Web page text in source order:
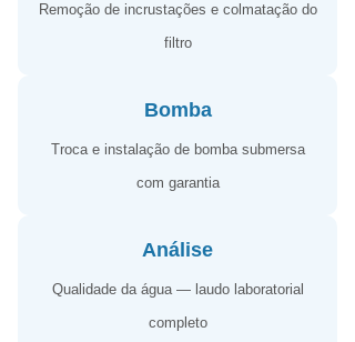
Remoção de incrustações e colmatação do
filtro
Bomba
Troca e instalação de bomba submersa
com garantia
Análise
Qualidade da água — laudo laboratorial
completo